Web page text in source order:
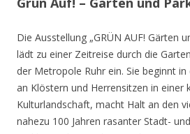
Die Ausstellung „GRÜN AUF! Gärten
lädt zu einer Zeitreise durch die
der Metropole Ruhr ein. Sie beginnt
an Klöstern und Herrensitzen in einer
Kulturlandschaft, macht Halt an den
nahezu 100 Jahren rasanter Stadt-